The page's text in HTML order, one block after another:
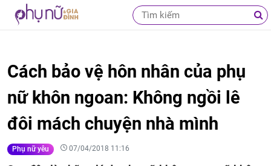
Cách bảo vệ hôn nhân của phụ
nữ khôn ngoan: Không ngồi lê
đôi mách chuyện nhà mình
Phụ nữ yêu 07/04/2018 11:16